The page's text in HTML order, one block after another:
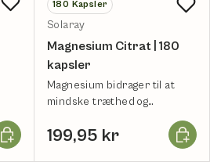
Læg i kurv
180 Kapsler
Solaray
Magnesium Citrat | 180
kapsler
Magnesium bidrager til at
mindske træthed og
199,95 kr Læg i